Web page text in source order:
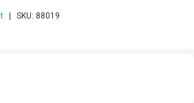
SKU: 88019